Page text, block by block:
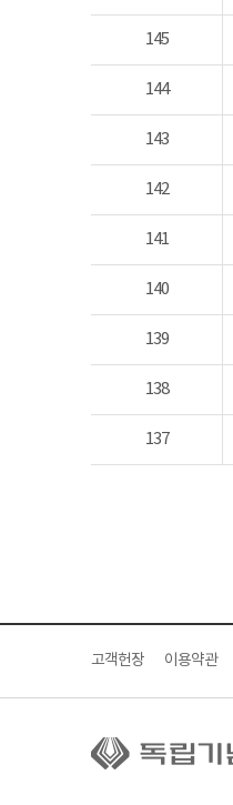
145
144
143
142
141
140
139
138
137
고객헌장 이용약관